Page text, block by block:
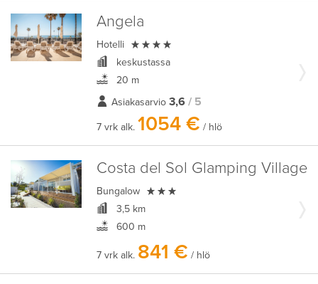
Angela
Hotelli 
keskustassa
20 m
Asiakasarvio 3,6 / 5
7 vrk alk. 1054 € / hlö
Costa del Sol Glamping Village
Bungalow 
3,5 km
600 m
7 vrk alk. 841 € / hlö